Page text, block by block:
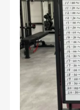
店舗情報
お問い合わせ・ご予約
会則等